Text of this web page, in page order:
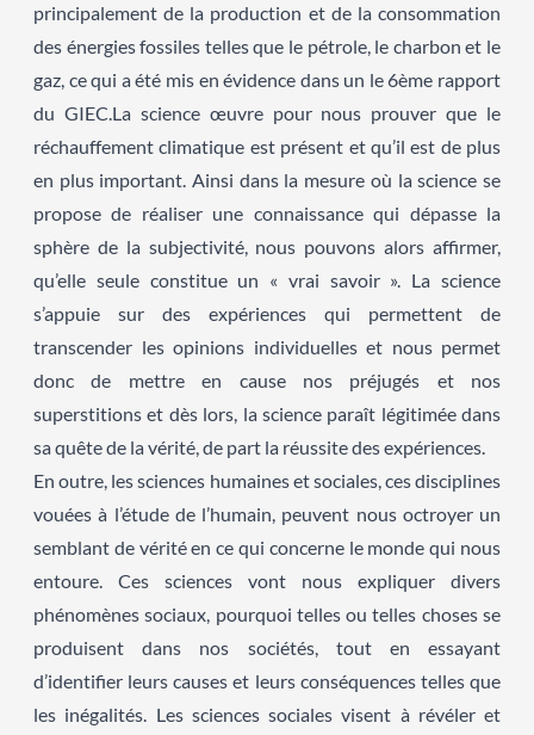
principalement de la production et de la consommation
des énergies fossiles telles que le pétrole, le charbon et le
gaz, ce qui a été mis en évidence dans un le 6ème rapport
du GIEC.La science œuvre pour nous prouver que le
réchauffement climatique est présent et qu’il est de plus
en plus important. Ainsi dans la mesure où la science se
propose de réaliser une connaissance qui dépasse la
sphère de la subjectivité, nous pouvons alors affirmer,
qu’elle seule constitue un « vrai savoir ». La science
s’appuie sur des expériences qui permettent de
transcender les opinions individuelles et nous permet
donc de mettre en cause nos préjugés et nos
superstitions et dès lors, la science paraît légitimée dans
sa quête de la vérité, de part la réussite des expériences.
En outre, les sciences humaines et sociales, ces disciplines
vouées à l’étude de l’humain, peuvent nous octroyer un
semblant de vérité en ce qui concerne le monde qui nous
entoure. Ces sciences vont nous expliquer divers
phénomènes sociaux, pourquoi telles ou telles choses se
produisent dans nos sociétés, tout en essayant
d’identifier leurs causes et leurs conséquences telles que
les inégalités. Les sciences sociales visent à révéler et